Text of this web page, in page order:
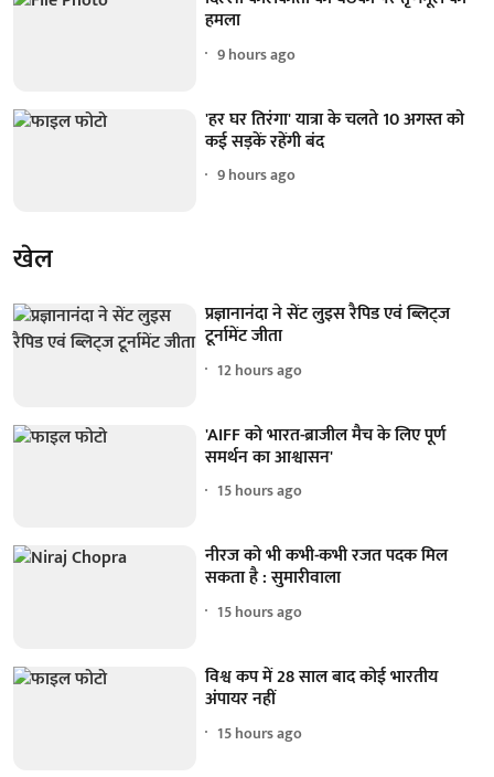
हमला
9 hours ago
'हर घर तिरंगा' यात्रा के चलते 10 अगस्त को
कई सड़कें रहेंगी बंद
9 hours ago
खेल
प्रज्ञानानंदा ने सेंट लुइस रैपिड एवं ब्लिट्ज
टूर्नामेंट जीता
12 hours ago
'AIFF को भारत-ब्राजील मैच के लिए पूर्ण
समर्थन का आश्वासन'
15 hours ago
नीरज को भी कभी-कभी रजत पदक मिल
सकता है : सुमारीवाला
15 hours ago
विश्व कप में 28 साल बाद कोई भारतीय
अंपायर नहीं
15 hours ago